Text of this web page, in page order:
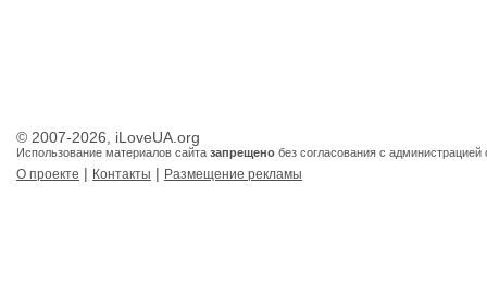
© 2007-2026, iLoveUA.org
Использование материалов сайта запрещено без согласования с администрацией
О проекте | Контакты | Размещение рекламы